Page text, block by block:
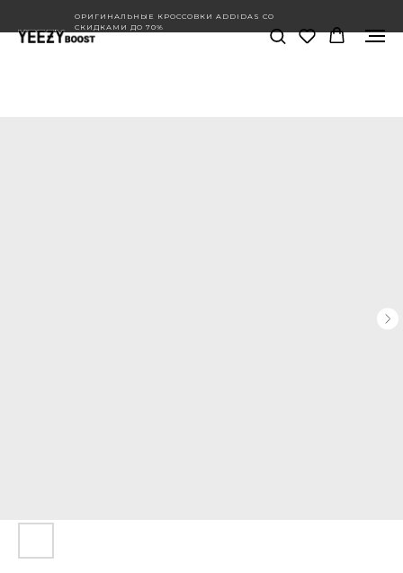
ОРИГИНАЛЬНЫЕ КРОССОВКИ ADDIDAS СО
СКИДКАМИ ДО 70%